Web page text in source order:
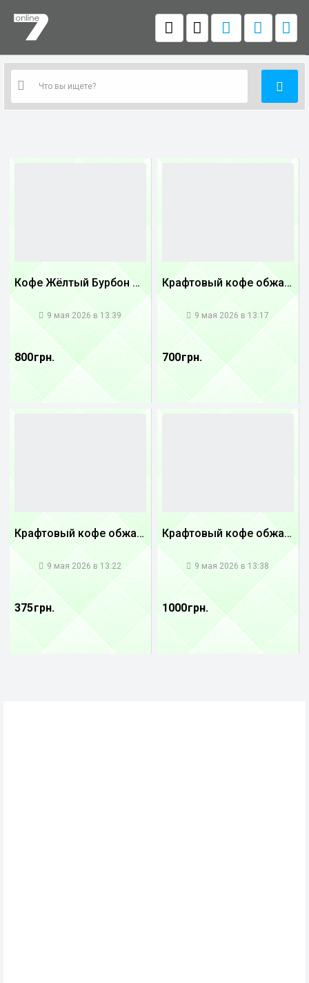
Кофе Жёлтый Бурбон Бразилия
9 мая 2026 в 13:39
800 грн.
Крафтовый кофе обжареный купаж арабики 3...
9 мая 2026 в 13:17
700 грн.
Крафтовый кофе обжареный купаж арабики 5...
9 мая 2026 в 13:22
375 грн.
Крафтовый кофе обжареный Танзания
9 мая 2026 в 13:38
1000 грн.